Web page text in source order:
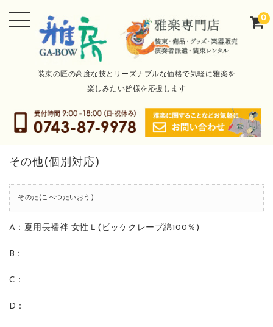
装束の匠の高度な技とリーズナブルな価格で気軽に雅楽を
楽しみたい皆様を応援します
0
その他(個別対応)
そのた(こべつたいおう)
A：夏用長襦袢 女性Ｌ(ピッケクレープ綿100％)
B：
C：
D：